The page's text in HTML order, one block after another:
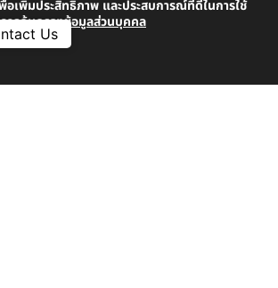
อเพิ่มประสิทธิภาพ และประสบการณ์ที่ดีในการใช้
ารคุ้มครองข้อมูลส่วนบุคคล
Us